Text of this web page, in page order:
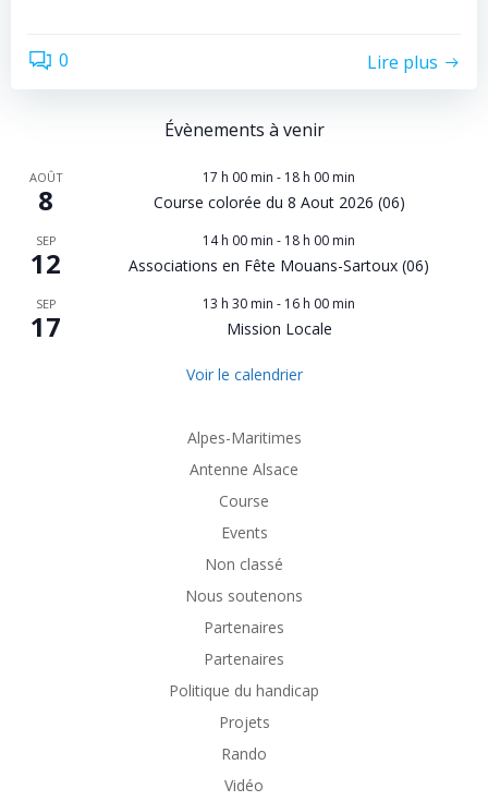
0 Lire plus
Évènements à venir
AOÛT
8
17 h 00 min - 18 h 00 min
Course colorée du 8 Aout 2026 (06)
SEP
12
14 h 00 min - 18 h 00 min
Associations en Fête Mouans-Sartoux (06)
SEP
17
13 h 30 min - 16 h 00 min
Mission Locale
Voir le calendrier
Alpes-Maritimes
Antenne Alsace
Course
Events
Non classé
Nous soutenons
Partenaires
Partenaires
Politique du handicap
Projets
Rando
Vidéo